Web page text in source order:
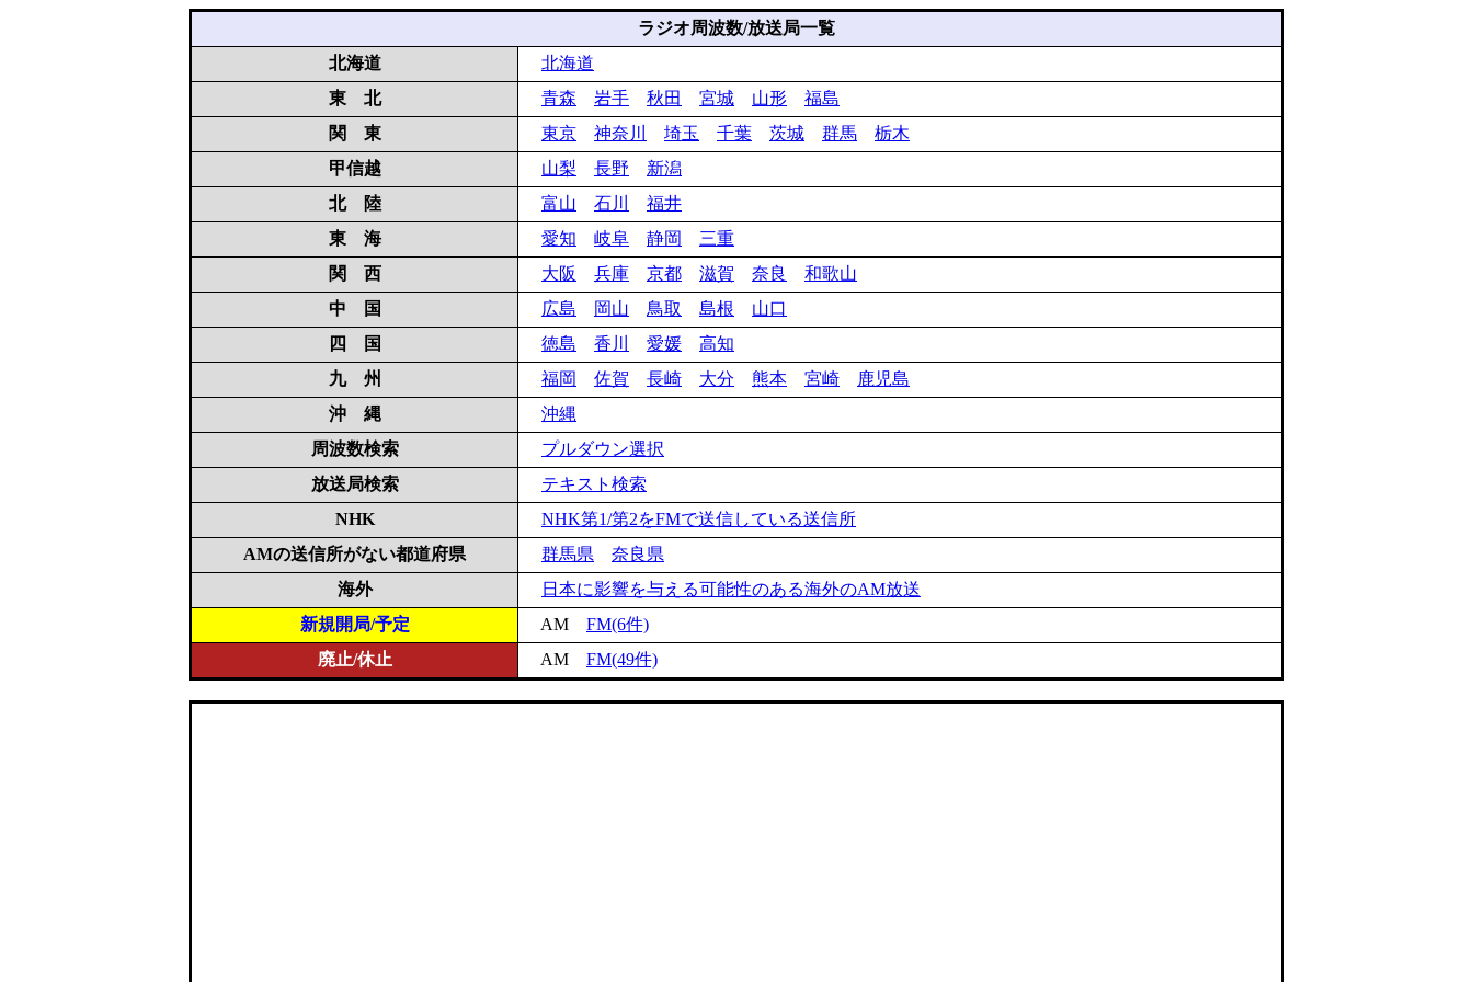
ラジオ周波数/放送局一覧
北海道
北海道
東 北
青森 岩手 秋田 宮城 山形
福島
関 東
東京 神奈川 埼玉 千葉 茨城 群馬
栃木
甲信越
山梨 長野
新潟
北 陸
富山 石川
福井
東 海
愛知 岐阜 静岡
三重
関 西
大阪 兵庫 京都 滋賀 奈良
和歌山
中 国
広島 岡山 鳥取 島根
山口
四 国
徳島 香川 愛媛
高知
九 州
福岡 佐賀 長崎 大分 熊本 宮崎
鹿児島
沖 縄
沖縄
周波数検索
プルダウン選択
放送局検索
テキスト検索
NHK
NHK第1/第2をFMで送信している送信所
AMの送信所がない都道府県
群馬県
奈良県
海外
日本に影響を与える可能性のある海外のAM放送
新規開局/予定
AM FM(6件)
廃止/休止
AM FM(49件)